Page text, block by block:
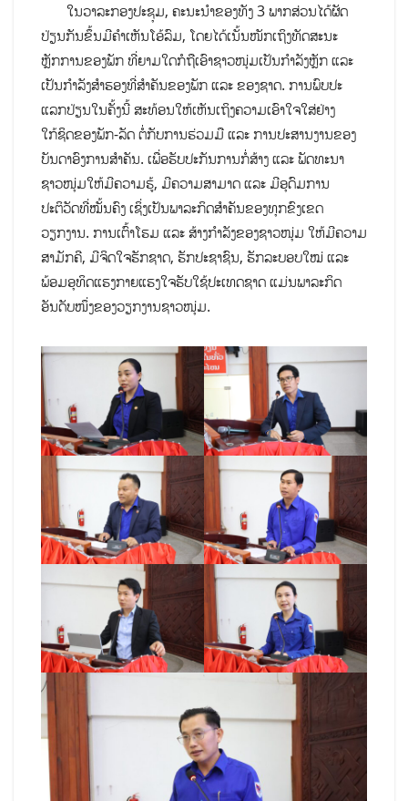
ໃນວາລະກອງປະຊຸມ, ຄະນະນຳຂອງທັງ 3 ພາກສ່ວນໄດ້ຜັດ
ປ່ຽນກັນຂຶ້ນມີຄຳເຫັນໂອ້ລົມ, ໂດຍໄດ້ເນັ້ນໜັກເຖິງທັດສະນະ
ຫຼັກການຂອງພັກ ທີ່ຍາມໃດກໍຖືເອົາຊາວໜຸ່ມເປັນກຳລັງຫຼັກ ແລະ
ເປັນກຳລັງສຳຮອງທີ່ສຳຄັນຂອງພັກ ແລະ ຂອງຊາດ. ການພົບປະ
ແລກປ່ຽນໃນຄັ້ງນີ້ ສະທ້ອນໃຫ້ເຫັນເຖິງຄວາມເອົາໃຈໃສ່ຢ່າງ
ໃກ້ຊິດຂອງພັກ-ລັດ ຕໍ່ກັບການຮ່ວມມື ແລະ ການປະສານງານຂອງ
ບັນດາອົງການສຳຄັນ. ເພື່ອຮັບປະກັນການກໍ່ສ້າງ ແລະ ພັດທະນາ
ຊາວໜຸ່ມໃຫ້ມີຄວາມຮູ້, ມີຄວາມສາມາດ ແລະ ມີອຸດົມການ
ປະຕິວັດທີ່ໝັ້ນຄົງ ເຊິ່ງເປັນພາລະກິດສຳຄັນຂອງທຸກຂົງເຂດ
ວຽກງານ. ການເຕົ້າໂຮມ ແລະ ສ້າງກຳລັງຂອງຊາວໜຸ່ມ ໃຫ້ມີຄວາມ
ສາມັກຄີ, ມີຈິດໃຈຮັກຊາດ, ຮັກປະຊາຊົນ, ຮັກລະບອບໃໝ່ ແລະ
ພ້ອມອຸທິດແຮງກາຍແຮງໃຈຮັບໃຊ້ປະເທດຊາດ ແມ່ນພາລະກິດ
ອັນດັບໜຶ່ງຂອງວຽກງານຊາວໜຸ່ມ.